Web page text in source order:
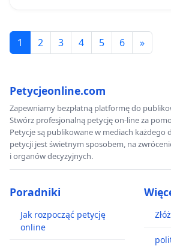
1 2 3 4 5 6 »
Petycjeonline.com
Zapewniamy bezpłatną platformę do
Stwórz profesjonalną petycję on-line za
Petycje są publikowane w mediach każdego
petycji jest świetnym sposobem, na
i organów decyzyjnych.
Poradniki
Jak rozpocząć petycję
online